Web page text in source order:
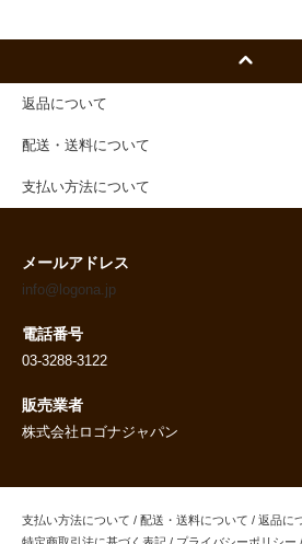
返品について
配送・送料について
支払い方法について
メールアドレス
info@logona.jp
電話番号
03-3288-3122
販売業者
株式会社ロゴナジャパン
支払い方法について / 配送・送料について / 返品に